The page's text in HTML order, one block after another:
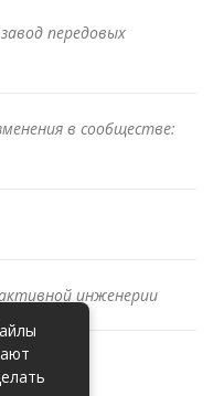
передовых
в сообществе:
инженерии